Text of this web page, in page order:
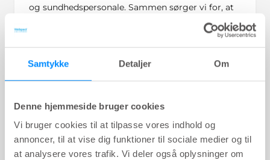
Samtykke Detaljer Om
Denne hjemmeside bruger cookies
Vi bruger cookies til at tilpasse vores indhold og
annoncer, til at vise dig funktioner til sociale medier og til
at analysere vores trafik. Vi deler også oplysninger om
og sundhedspersonale. Sammen sørger vi for, at
produkterne ikke kun lindrer tarmsymptomer,
men gør det på en måde, der passer ind i folks
hverdag.
Med Navina Tarmpleje er valget dit. Vores
produktsortiment tilbyder en sikker og effektiv
beskytte mod lækage.